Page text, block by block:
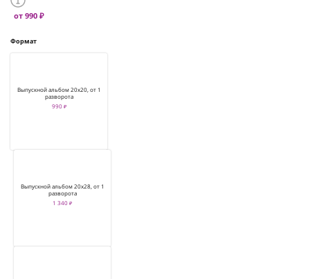
от 990 ₽
Формат
Выпускной альбом 20х20, от 1
разворота
990 ₽
Выпускной альбом 20х28, от 1
разворота
1 340 ₽